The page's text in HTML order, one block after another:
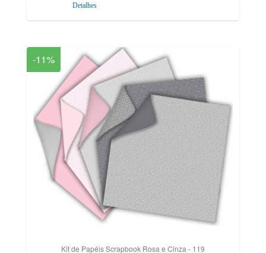
Detalhes
-11%
Kit de Papéis Scrapbook Rosa e Cinza - 119